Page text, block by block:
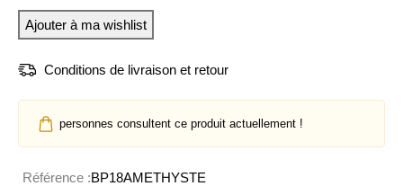
Ajouter à ma wishlist
Conditions de livraison et retour
personnes consultent ce produit actuellement !
Référence :BP18AMETHYSTE